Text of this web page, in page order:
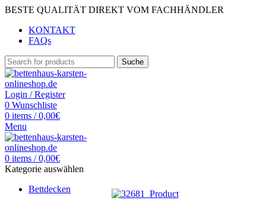
BESTE QUALITÄT DIREKT VOM FACHHÄNDLER
KONTAKT
FAQs
Suche
Login / Register
0 Wunschliste
0 items / 0,00€
Menu
0 items / 0,00€
Kategorie auswählen
Bettdecken